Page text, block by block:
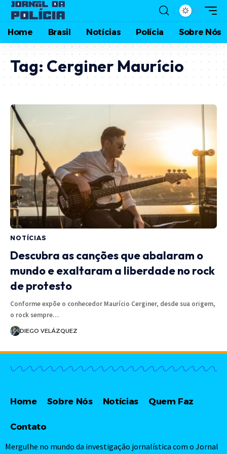
Home Brasil Notícias Polícia Sobre Nós
Tag: Cerginer Maurício
NOTÍCIAS
Descubra as canções que abalaram o
mundo e exaltaram a liberdade no rock
de protesto
Conforme expõe o conhecedor Maurício Cerginer, desde sua origem,
o rock sempre…
DIEGO VELÁZQUEZ
Home Sobre Nós Notícias Quem Faz
Contato
Mergulhe no mundo da investigação jornalística com o Jornal